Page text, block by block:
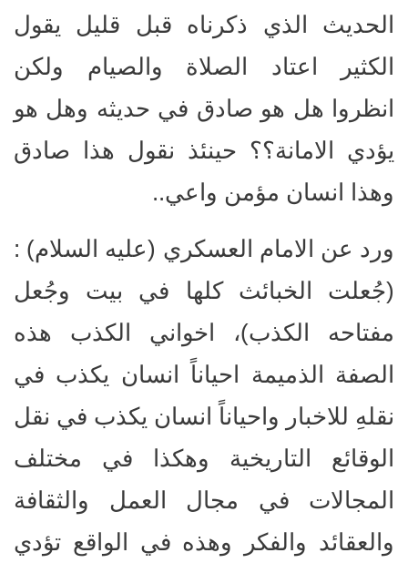
الحديث الذي ذكرناه قبل قليل يقول
الكثير اعتاد الصلاة والصيام ولكن
انظروا هل هو صادق في حديثه وهل هو
يؤدي الامانة؟؟ حينئذ نقول هذا صادق
وهذا انسان مؤمن واعي..
ورد عن الامام العسكري (عليه السلام) :
(جُعلت الخبائث كلها في بيت وجُعل
مفتاحه الكذب)، اخواني الكذب هذه
الصفة الذميمة احياناً انسان يكذب في
نقلهِ للاخبار واحياناً انسان يكذب في نقل
الوقائع التاريخية وهكذا في مختلف
المجالات في مجال العمل والثقافة
والعقائد والفكر وهذه في الواقع تؤدي